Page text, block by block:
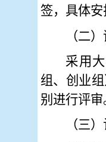
签， 具体
（二）
采用
组、创业
别进行评审
（三